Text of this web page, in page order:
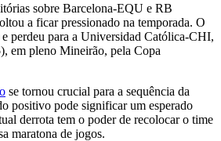
sobre Barcelona-EQU e RB
a ficar pressionado na temporada. O
perdeu para a Universidad Católica-CHI,
em pleno Mineirão, pela Copa
se tornou crucial para a sequência da
positivo pode significar um esperado
derrota tem o poder de recolocar o time
maratona de jogos.